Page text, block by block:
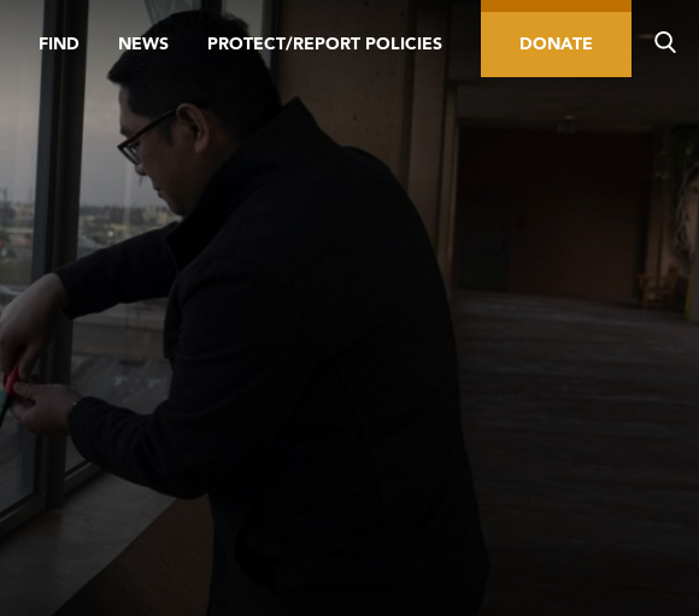
FIND NEWS PROTECT/REPORT POLICIES DONATE